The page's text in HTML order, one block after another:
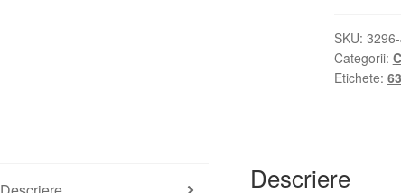
Citroën
Xsara
Picasso
6351T2
SKU:
Categorii:
Etichete:
Descriere